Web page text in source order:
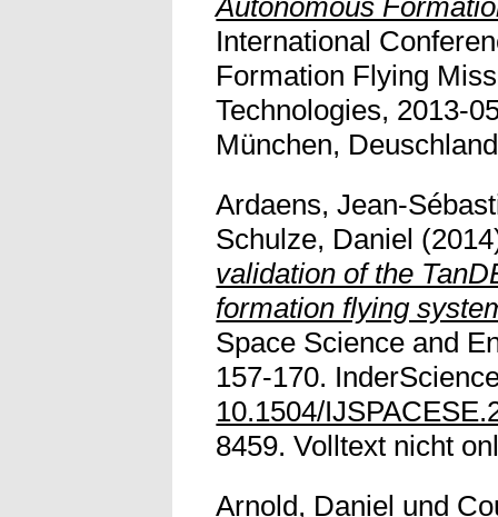
Autonomous
International
Formation Flying
Technologies, 2013-
München,
Ardaens, Jean-
Schulze, Daniel
validation of the
formation flying
Space Science and
157-170.
10.1504/
8459. Volltext nicht
Arnold, Daniel und